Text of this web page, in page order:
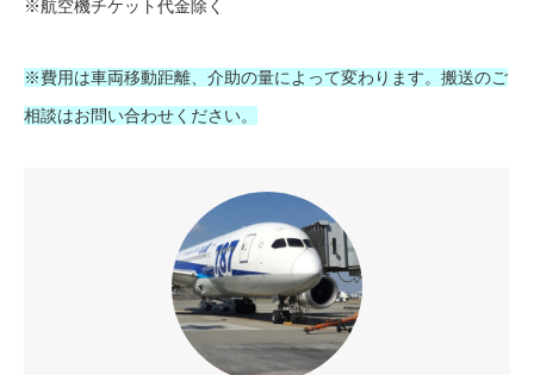
※航空機チケット代金除く
※費用は車両移動距離、介助の量によって変わります。搬送のご
相談はお問い合わせください。